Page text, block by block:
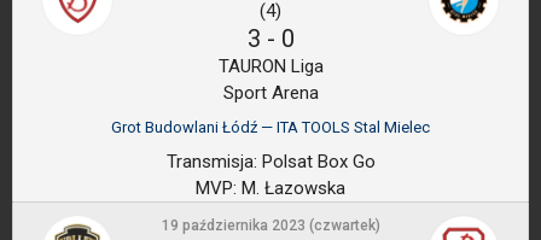
(4)
3 - 0
TAURON Liga
Sport Arena
Grot Budowlani Łódź — ITA TOOLS Stal Mielec
Transmisja: Polsat Box Go
MVP: M. Łazowska
19 października 2023 (czwartek)